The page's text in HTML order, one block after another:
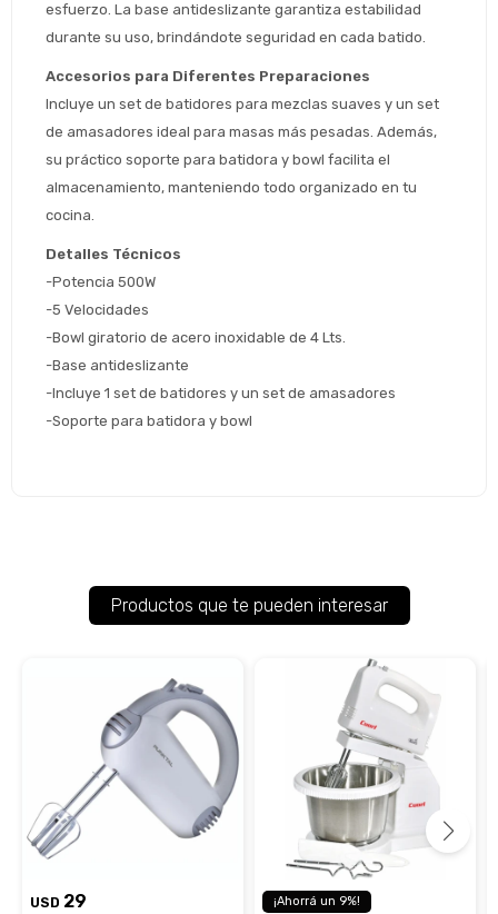
esfuerzo. La base antideslizante garantiza estabilidad
durante su uso, brindándote seguridad en cada batido.
Accesorios para Diferentes Preparaciones
Incluye un set de batidores para mezclas suaves y un set
de amasadores ideal para masas más pesadas. Además,
su práctico soporte para batidora y bowl facilita el
almacenamiento, manteniendo todo organizado en tu
cocina.
Detalles Técnicos
-Potencia 500W
-5 Velocidades
-Bowl giratorio de acero inoxidable de 4 Lts.
-Base antideslizante
-Incluye 1 set de batidores y un set de amasadores
-Soporte para batidora y bowl
Productos que te pueden interesar
USD 29 9
Comprá ahora y Pagá
Después, hasta en 12
cuotas y sin tocar tu
tarjeta de crédito
Cédula de identidad
Celular
Fecha de nacimiento
Estás calificado para comprar usando Pago
Después.
¡Tenés hasta
para comprar en las cuotas
que prefieras!
Elegí tus productos preferidos
Parece que no tenes oferta, lamentamos
el inconveniente, por cualquier duda
contactanos en
preguntas@pagodespues.com.uy
¡Algo salió mal!
Por favor intenta nuevamente mas tarde.